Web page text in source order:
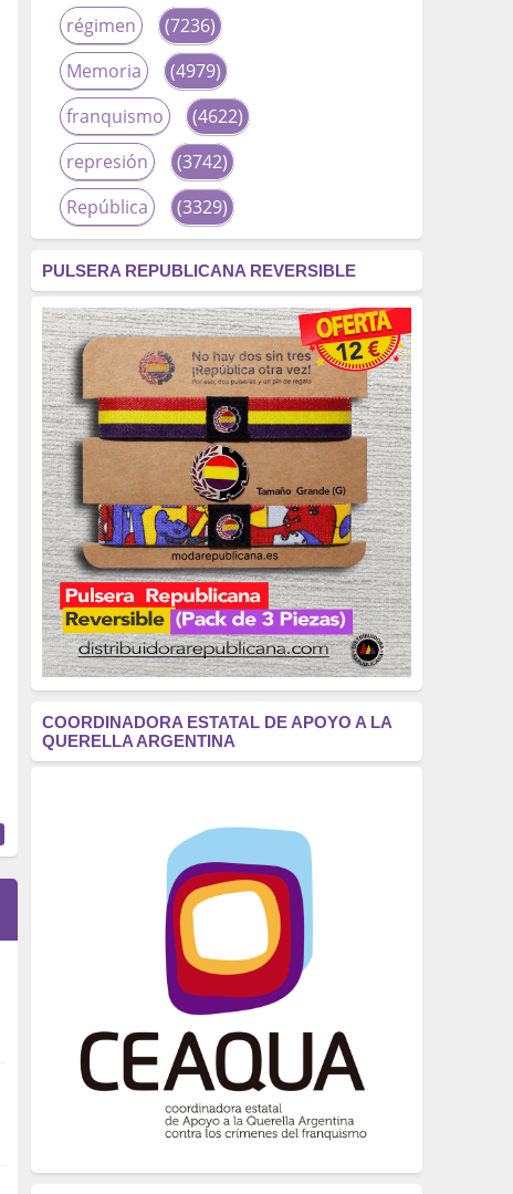
régimen
(7236)
Memoria
(4979)
franquismo
(4622)
represión
(3742)
República
(3329)
fascismo
(2677)
tardofranquismo
(2320)
Actualidad
(2319)
monarquía
(2253)
borbones
(2176)
Cultura
(2163)
Guerra
(1674)
genocidio
(1234)
mujer
(1070)
Eventos
(914)
Crímenes del franquismo
(721)
(699)
(607)
neofranquismo
(567)
Justicia Universal
Derechos Humanos
(522)
Nacionalcatolicismo
(514)
PULSERA REPUBLICANA REVERSIBLE
COORDINADORA ESTATAL DE APOYO A LA
QUERELLA ARGENTINA